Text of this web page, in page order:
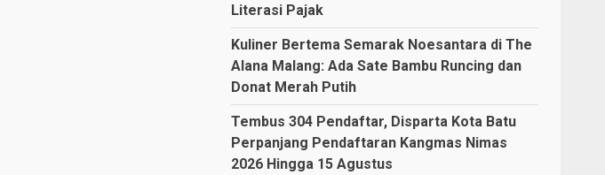
Literasi Pajak
Kuliner Bertema Semarak Noesantara di The
Alana Malang: Ada Sate Bambu Runcing dan
Donat Merah Putih
Tembus 304 Pendaftar, Disparta Kota Batu
Perpanjang Pendaftaran Kangmas Nimas
2026 Hingga 15 Agustus